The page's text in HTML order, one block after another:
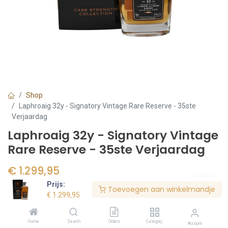
Prijs:
€ 1.299,95
Toevoegen aan winkelmandje
Home Search Orders Category Account
Shop
Laphroaig 32y - Signatory Vintage Rare Reserve - 35ste
Verjaardag
Laphroaig 32y - Signatory Vintage
Rare Reserve - 35ste Verjaardag
€ 1.299,95
€ 1857.07/l
Voorraad: stuk(s)